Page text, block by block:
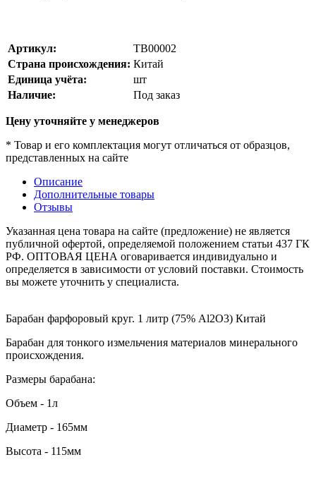
Артикул:
TB00002
Страна происхождения: Китай
Единица учёта:
шт
Наличие:
Под заказ
Цену уточняйте у менеджеров
* Товар и его комплектация могут отличаться от образцов,
представленных на сайте
Описание
Дополнительные товары
Отзывы
Указанная цена товара на сайте (предложение) не является
публичной офертой, определяемой положением статьи 437 ГК
РФ. ОПТОВАЯ ЦЕНА оговаривается индивидуально и
определяется в зависимости от условий поставки. Стоимость
вы можете уточнить у специалиста.
Барабан фарфоровый круг. 1 литр (75% Al2O3) Китай
Барабан для тонкого измельчения материалов минерального
происхождения.
Размеры барабана:
Объем - 1л
Диаметр - 165мм
Высота - 115мм